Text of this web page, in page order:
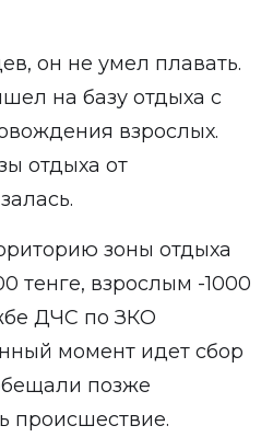
он не умел плавать.
на базу отдыха с
взрослых.
отдыха от
зоны отдыха
тенге, взрослым -1000
ДЧС по ЗКО
момент идет сбор
позже
происшествие.